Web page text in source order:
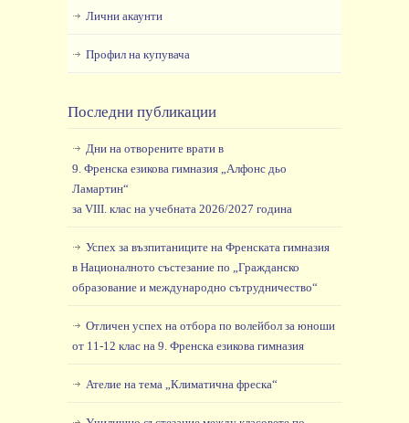
Лични акаунти
Профил на купувача
Последни публикации
Дни на отворените врати в
9. Френска езикова гимназия „Алфонс дьо
Ламартин“
за VIII. клас на учебната 2026/2027 година
Успех за възпитаниците на Френската гимназия
в Националното състезание по „Гражданско
образование и международно сътрудничество“
Отличен успех на отбора по волейбол за юноши
от 11-12 клас на 9. Френска езикова гимназия
Ателие на тема „Климатична фреска“